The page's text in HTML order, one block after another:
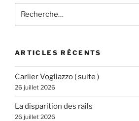
pour
ARTICLES RÉCENTS
Carlier Vogliazzo ( suite )
26 juillet 2026
La disparition des rails
26 juillet 2026